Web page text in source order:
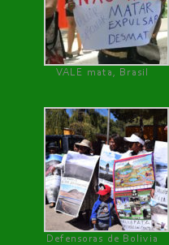
VALE mata, Brasil
Defensoras de Bolivia